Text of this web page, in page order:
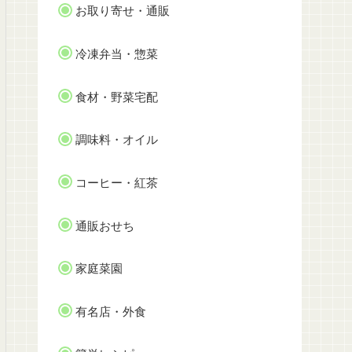
お取り寄せ・通販
冷凍弁当・惣菜
食材・野菜宅配
調味料・オイル
コーヒー・紅茶
通販おせち
家庭菜園
有名店・外食